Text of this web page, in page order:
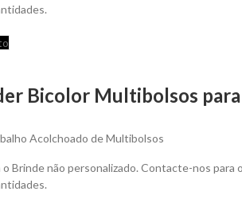
Bicolor Multibolsos
Acolchoado de Multibolsos
Brinde não personalizado. Contacte-nos para